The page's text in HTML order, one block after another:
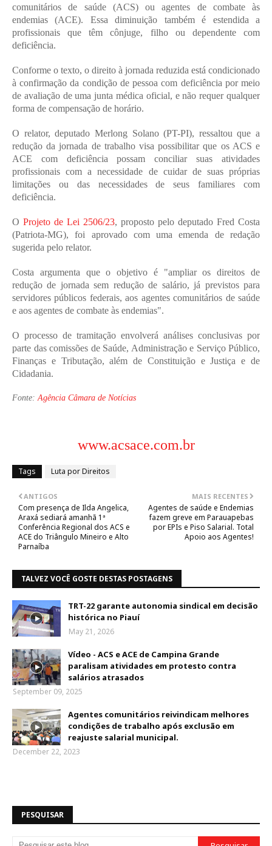
comunitários de saúde (ACS) ou agentes de combate às
endemias (ACE). Essa diminuição também é estendida a
profissionais que têm cônjuge, filho ou dependente com
deficiência.
Conforme o texto, o direito à jornada reduzida está condicionado
à confirmação da condição de pessoa com deficiência por meio
de avaliação de uma junta médica oficial, e não requer qualquer
forma de compensação de horário.
O relator, deputado Merlong Solano (PT-PI), ressaltou que a
redução da jornada de trabalho visa possibilitar que os ACS e
ACE com deficiência possam conciliar suas atividades
profissionais com a necessidade de cuidar de suas próprias
limitações ou das necessidades de seus familiares com
deficiência.
O Projeto de Lei 2506/23, proposto pelo deputado Fred Costa
(Patriota-MG), foi aprovado com uma emenda de redação
sugerida pelo relator.
Costa argumenta que o objetivo é "ampliar os direitos de
redução de jornada sem redução de salário, já previstos para
servidores públicos federais, aos agentes comunitários de saúde
e aos agentes de combate às endemias".
O processo de tramitação envolverá análises conclusivas por
parte das comissões de Saúde, Administração e Serviço Público,
Finanças e Tributação, além de Constituição e Justiça e de
Cidadania.
Fonte: Agência Câmara de Notícias
www.acsace.com.br
Tags Luta por Direitos
MAIS RECENTES
Agentes de saúde e Endemias
fazem greve em Parauapebas
por EPIs e Piso Salarial. Total
Apoio aos Agentes!
ANTIGOS
Com presença de Ilda Angelica,
Araxá sediará amanhã 1ª
Conferência Regional dos ACS e
ACE do Triângulo Mineiro e Alto
Parnaíba
TALVEZ VOCÊ GOSTE DESTAS POSTAGENS
TRT-22 garante autonomia sindical em decisão
histórica no Piauí
May 21, 2026
Vídeo - ACS e ACE de Campina Grande
paralisam atividades em protesto contra
salários atrasados
September 09, 2025
Agentes comunitários reivindicam melhores
condições de trabalho após exclusão em
reajuste salarial municipal.
December 22, 2023
PESQUISAR